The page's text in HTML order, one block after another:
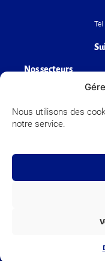
Nous utilisons des
notre service.
Nos secteurs
©
Création et